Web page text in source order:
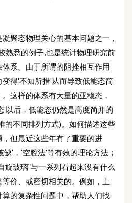
聚态物理关心的基本问题之一 ,
熟悉的例子,也是统计物理研究前
系。由于所谓的阻挫相互作用
得'不知所措'从而导致低能态简
这样的体系有大量的亚稳态，
'以后，低能态仍然是高度简并的
的不同排列方式)。如何描述这些
但最近这些年有了重要的进
缺'，'空腔法'等有效的理论方法；
旋玻璃”与一系列看起来没有什么
价、或密切相关的。例如，上
的复杂性问题中，帮助人们找